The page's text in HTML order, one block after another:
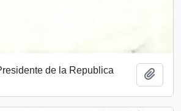
de la Republica